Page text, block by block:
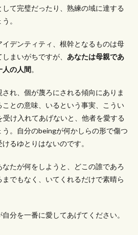
て完璧だったり、熟練の域に達する
。
デンティティ、根幹となるものは母
まいがちですが、 あなたは母親であ
人の人間。
れ、個が蔑ろにされる傾向にありま
との意味、いるという事実、こうい
受け入れてあげないと、他者を愛する
。自分のbeingが何かしらの形で傷つ
るゆとりはないのです。
たが何をしようと、どこの誰であろ
でもなく、いてくれるだけで素晴ら
分を一番に愛してあげてください。